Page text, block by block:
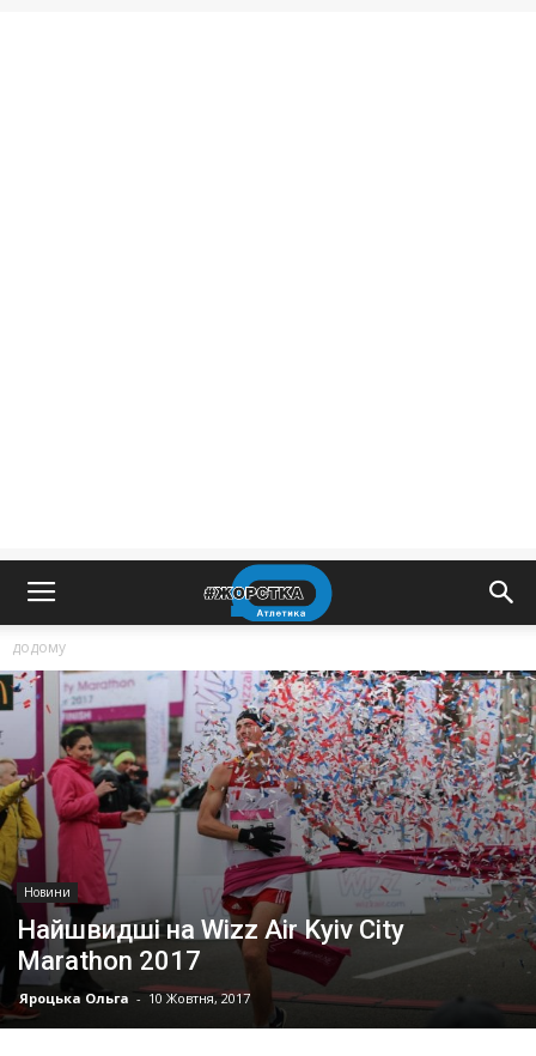
додому
Новини
Найшвидші на Wizz Air Kyiv City
Marathon 2017
Яроцька Ольга - 10 Жовтня, 2017